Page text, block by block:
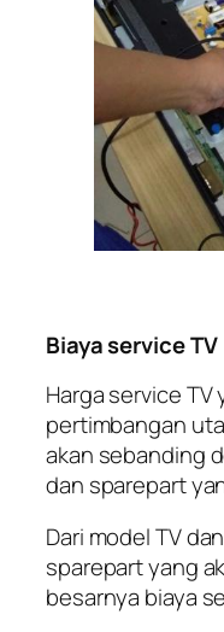
Biaya service TV
Harga service
pertimbangan
akan sebanding
dan sparepart
Dari model TV
sparepart yang
besarnya biaya